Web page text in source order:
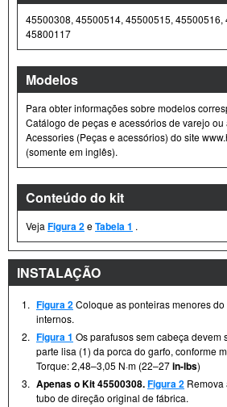
45500308, 45500514, 45500515, 45500516,
45800117
Modelos
Para obter informações sobre modelos
Catálogo de peças e acessórios de varejo ou
Acessories (Peças e acessórios) do site
(somente em inglês).
Conteúdo do kit
Veja Figura 2eTabela 1 .
INSTALAÇÃO
1. Figura 2Coloque as ponteiras menores
internos.
2. Figura 1 Os parafusos sem cabeça devem
parte lisa (1) da porca do garfo, conforme
Torque: 2,48–3,05 N·m (22–27in-lbs)
3. Apenas o Kit 45500308.Figura 2 Remova
tubo de direção original de fábrica.